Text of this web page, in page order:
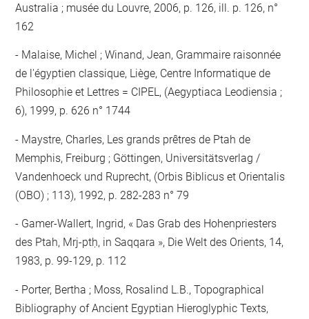
Australia ; musée du Louvre, 2006, p. 126, ill. p. 126, n°
162
Malaise, Michel ; Winand, Jean, Grammaire raisonnée
de l'égyptien classique, Liège, Centre Informatique de
Philosophie et Lettres = CIPEL, (Aegyptiaca Leodiensia ;
6), 1999, p. 626 n° 1744
Maystre, Charles, Les grands prêtres de Ptah de
Memphis, Freiburg ; Göttingen, Universitätsverlag /
Vandenhoeck und Ruprecht, (Orbis Biblicus et Orientalis
(OBO) ; 113), 1992, p. 282-283 n° 79
Gamer-Wallert, Ingrid, « Das Grab des Hohenpriesters
des Ptah, Mrj-ptḥ, in Saqqara », Die Welt des Orients, 14,
1983, p. 99-129, p. 112
Porter, Bertha ; Moss, Rosalind L.B., Topographical
Bibliography of Ancient Egyptian Hieroglyphic Texts,